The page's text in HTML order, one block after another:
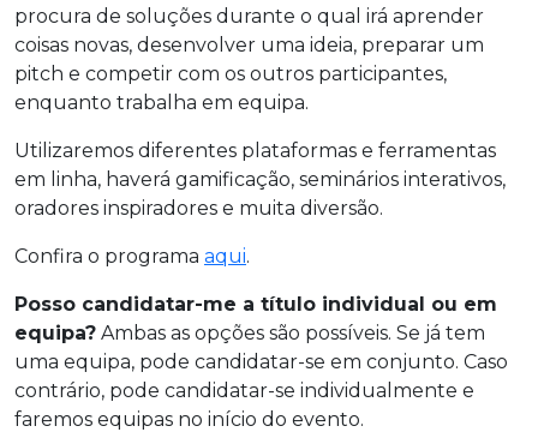
procura de soluções durante o qual irá aprender
coisas novas, desenvolver uma ideia, preparar um
pitch e competir com os outros participantes,
enquanto trabalha em equipa.
Utilizaremos diferentes plataformas e ferramentas
em linha, haverá gamificação, seminários interativos,
oradores inspiradores e muita diversão.
Confira o programa aqui.
Posso candidatar-me a título individual ou em
equipa? Ambas as opções são possíveis. Se já tem
uma equipa, pode candidatar-se em conjunto. Caso
contrário, pode candidatar-se individualmente e
faremos equipas no início do evento.